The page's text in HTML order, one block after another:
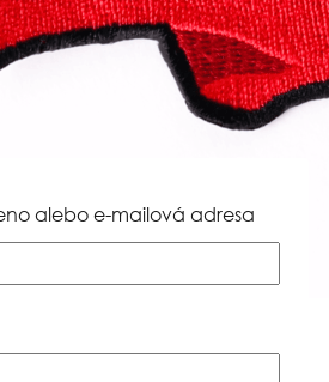
alebo e-mailová adresa